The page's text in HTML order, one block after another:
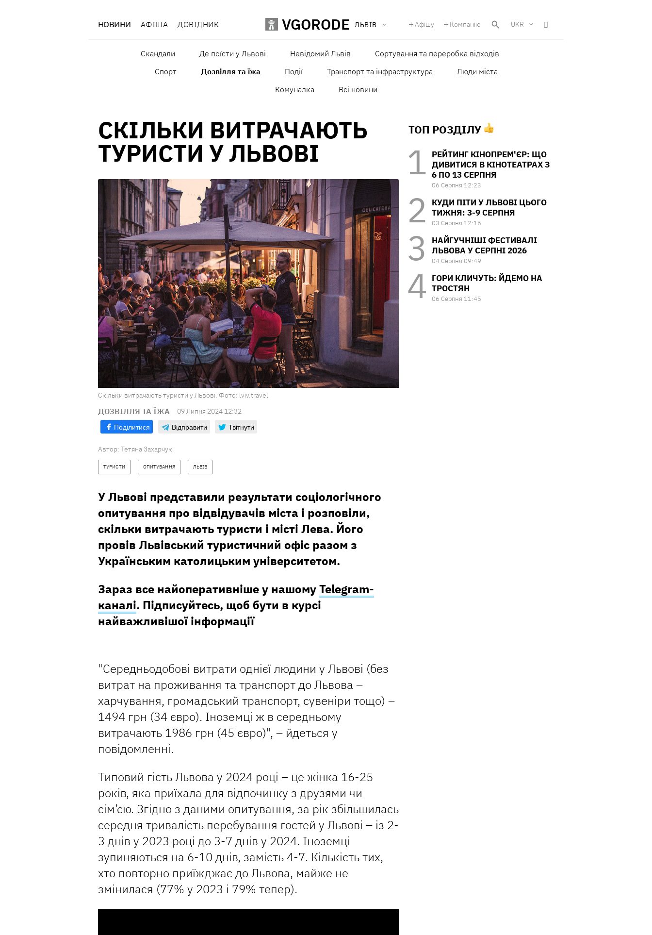
НОВИНИ АФІША ДОВІДНИК VGORODE ЛЬВІВ Афішу Компанію UKR
Скандали Де поїсти у Львові Невідомий Львів
Сортування та переробка відходів
Спорт
Дозвілля та їжа Події Транспорт та інфраструктура
Люди міста
Комуналка
Всі новини
СКІЛЬКИ ВИТРАЧАЮТЬ
ТУРИСТИ У ЛЬВОВІ
Скільки витрачають туристи у Львові. Фото: lviv.travel
ДОЗВІЛЛЯ ТА ЇЖА 09 Липня 2024 12:32
Поділитися Відправити Твітнути
Автор: Тетяна Захарчук
ТУРИСТИ ОПИТУВАННЯ ЛЬВІВ
У Львові представили результати соціологічного
опитування про відвідувачів міста і розповіли,
скільки витрачають туристи і місті Лева. Його
провів Львівський туристичний офіс разом з
Українським католицьким університетом.
Зараз все найоперативніше у нашомуTelegram-
каналі. Підписуйтесь, щоб бути в курсі
найважливішої інформації
"Середньодобові витрати однієї людини у Львові (без
витрат на проживання та транспорт до Львова –
харчування, громадський транспорт, сувеніри тощо) –
1494 грн (34 євро). Іноземці ж в середньому
витрачають 1986 грн (45 євро)", – йдеться у
повідомленні.
Типовий гість Львова у 2024 році – це жінка 16-25
років, яка приїхала для відпочинку з друзями чи
сім’єю. Згідно з даними опитування, за рік збільшилась
середня тривалість перебування гостей у Львові – із 2-
3 днів у 2023 році до 3-7 днів у 2024. Іноземці
зупиняються на 6-10 днів, замість 4-7. Кількість тих,
хто повторно приїжджає до Львова, майже не
змінилася (77% у 2023 і 79% тепер).
ТОП РОЗДІЛУ
РЕЙТИНГ КІНОПРЕМ'ЄР: ЩО
ДИВИТИСЯ В КІНОТЕАТРАХ З
6 ПО 13 СЕРПНЯ
06 Серпня 12:23
КУДИ ПІТИ У ЛЬВОВІ ЦЬОГО
ТИЖНЯ: 3-9 СЕРПНЯ
03 Серпня 12:16
НАЙГУЧНІШІ ФЕСТИВАЛІ
ЛЬВОВА У СЕРПНІ 2026
04 Серпня 09:49
ГОРИ КЛИЧУТЬ: ЙДЕМО НА
ТРОСТЯН
06 Серпня 11:45